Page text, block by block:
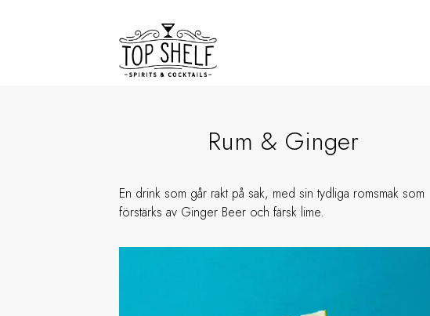
Rum & Ginger
En drink som går rakt på sak, med sin tydliga romsmak som
förstärks av Ginger Beer och färsk lime.